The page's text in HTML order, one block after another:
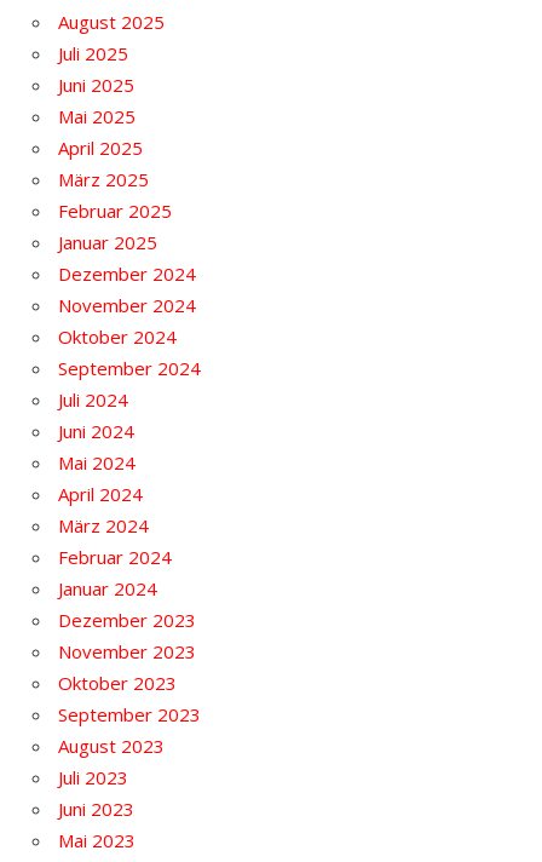
August 2025
Juli 2025
Juni 2025
Mai 2025
April 2025
März 2025
Februar 2025
Januar 2025
Dezember 2024
November 2024
Oktober 2024
September 2024
Juli 2024
Juni 2024
Mai 2024
April 2024
März 2024
Februar 2024
Januar 2024
Dezember 2023
November 2023
Oktober 2023
September 2023
August 2023
Juli 2023
Juni 2023
Mai 2023